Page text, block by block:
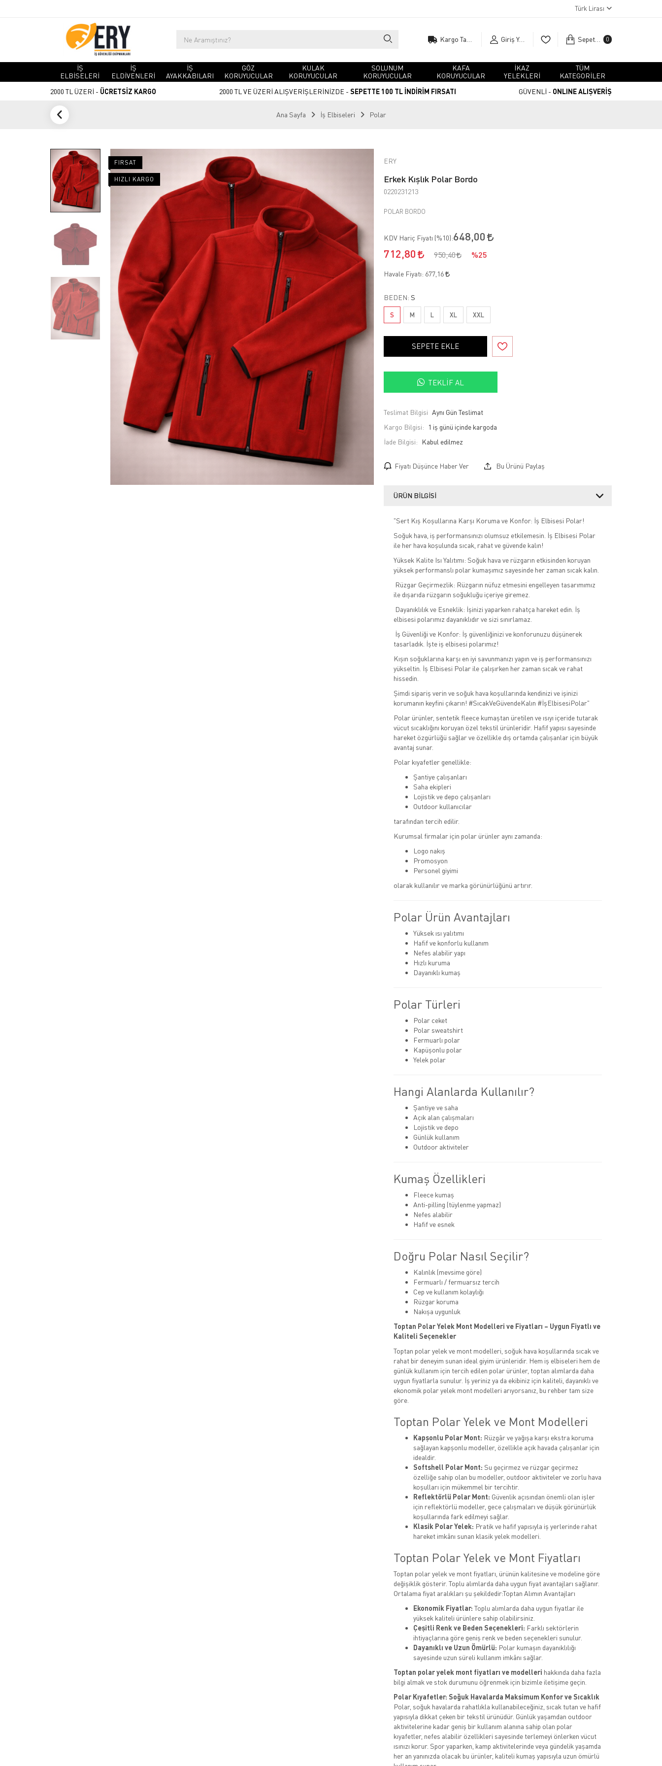
Türk Lirası
Giriş Yap Sepetim 0
İŞ
ELBİSELERİ
İŞ
ELDİVENLERİ
İŞ
AYAKKABILARI
GÖZ
KORUYUCULAR
KULAK
KORUYUCULAR
SOLUNUM
KORUYUCULAR
KAFA
KORUYUCULAR
İKAZ
YELEKLERİ
TÜM
KATEGORİLER
2000 TL ÜZERİ - ÜCRETSİZ KARGO 2000 TL VE ÜZERİ ALIŞVERİŞLERİNİZDE - SEPETTE 100 TL İNDİRİM FIRSATI GÜVENLİ - ONLINE ALIŞVERİŞ
Ana Sayfa İş Elbiseleri Polar
FIRSAT
HIZLI KARGO
ERY
Erkek Kışlık Polar Bordo
0220231213
POLAR BORDO
KDV Hariç Fiyatı (%10):648,00
712,80
950,40 %25
Havale Fiyatı: 677,16
BEDEN: S
S M L XL XXL
SEPETE EKLE
TEKLIF AL
Teslimat Bilgisi Aynı Gün Teslimat
Kargo Bilgisi:
1 iş günü içinde kargoda
İade Bilgisi:
Fiyatı Düşünce Haber Ver Bu Ürünü Paylaş
ÜRÜN BILGISI
"Sert Kış Koşullarına Karşı Koruma ve Konfor: İş Elbisesi Polar!
Soğuk hava, iş performansınızı olumsuz etkilemesin. İş Elbisesi Polar
ile her hava koşulunda sıcak, rahat ve güvende kalın!
Yüksek Kalite Isı Yalıtımı: Soğuk hava ve rüzgarın etkisinden koruyan
yüksek performanslı polar kumaşımız sayesinde her zaman sıcak kalın.
Rüzgar Geçirmezlik: Rüzgarın nüfuz etmesini engelleyen tasarımımız
ile dışarıda rüzgarın soğukluğu içeriye giremez.
Dayanıklılık ve Esneklik: İşinizi yaparken rahatça hareket edin. İş
elbisesi polarımız dayanıklıdır ve sizi sınırlamaz.
İş Güvenliği ve Konfor: İş güvenliğinizi ve konforunuzu düşünerek
tasarladık. İşte iş elbisesi polarımız!
Kışın soğuklarına karşı en iyi savunmanızı yapın ve iş performansınızı
yükseltin. İş Elbisesi Polar ile çalışırken her zaman sıcak ve rahat
hissedin.
Şimdi sipariş verin ve soğuk hava koşullarında kendinizi ve işinizi
korumanın keyfini çıkarın! #SıcakVeGüvendeKalın #İşElbisesiPolar"
Polar ürünler, sentetik fleece kumaştan üretilen ve ısıyı içeride tutarak
vücut sıcaklığını koruyan özel tekstil ürünleridir. Hafif yapısı sayesinde
hareket özgürlüğü sağlar ve özellikle dış ortamda çalışanlar için büyük
avantaj sunar.
Polar kıyafetler genellikle:
Şantiye çalışanları
Saha ekipleri
Lojistik ve depo çalışanları
Outdoor kullanıcılar
tarafından tercih edilir.
Kurumsal firmalar için polar ürünler aynı zamanda:
Logo nakış
Promosyon
Personel giyimi
olarak kullanılır ve marka görünürlüğünü artırır.
Polar Ürün Avantajları
Yüksek ısı yalıtımı
Hafif ve konforlu kullanım
Nefes alabilir yapı
Hızlı kuruma
Dayanıklı kumaş
Polar Türleri
Polar ceket
Polar sweatshirt
Fermuarlı polar
Kapüşonlu polar
Yelek polar
Hangi Alanlarda Kullanılır?
Şantiye ve saha
Açık alan çalışmaları
Lojistik ve depo
Günlük kullanım
Outdoor aktiviteler
Kumaş Özellikleri
Fleece kumaş
Anti-pilling (tüylenme yapmaz)
Nefes alabilir
Hafif ve esnek
Doğru Polar Nasıl Seçilir?
Kalınlık (mevsime göre)
Fermuarlı / fermuarsız tercih
Cep ve kullanım kolaylığı
Rüzgar koruma
Nakışa uygunluk
Toptan Polar Yelek Mont Modelleri ve Fiyatları – Uygun Fiyatlı ve
Kaliteli Seçenekler
Toptan polar yelek ve mont modelleri, soğuk hava koşullarında sıcak ve
rahat bir deneyim sunan ideal giyim ürünleridir. Hem iş elbiseleri hem de
günlük kullanım için tercih edilen polar ürünler, toptan alımlarda daha
uygun fiyatlarla sunulur. İş yeriniz ya da ekibiniz için kaliteli, dayanıklı ve
ekonomik polar yelek mont modelleri arıyorsanız, bu rehber tam size
göre.
Toptan Polar Yelek ve Mont Modelleri
Kapşonlu Polar Mont: Rüzgâr ve yağışa karşı ekstra koruma
sağlayan kapşonlu modeller, özellikle açık havada çalışanlar için
idealdir.
Softshell Polar Mont: Su geçirmez ve rüzgar geçirmez
özelliğe sahip olan bu modeller, outdoor aktiviteler ve zorlu hava
koşulları için mükemmel bir tercihtir.
Reflektörlü Polar Mont: Güvenlik açısından önemli olan işler
için reflektörlü modeller, gece çalışmaları ve düşük görünürlük
koşullarında fark edilmeyi sağlar.
Klasik Polar Yelek: Pratik ve hafif yapısıyla iş yerlerinde rahat
hareket imkânı sunan klasik yelek modelleri.
Toptan Polar Yelek ve Mont Fiyatları
Toptan polar yelek ve mont fiyatları, ürünün kalitesine ve modeline göre
değişiklik gösterir. Toplu alımlarda daha uygun fiyat avantajları sağlanır.
Ortalama fiyat aralıkları şu şekildedir:Toptan Alımın Avantajları
Ekonomik Fiyatlar: Toplu alımlarda daha uygun fiyatlar ile
yüksek kaliteli ürünlere sahip olabilirsiniz.
Çeşitli Renk ve Beden Seçenekleri: Farklı sektörlerin
ihtiyaçlarına göre geniş renk ve beden seçenekleri sunulur.
Dayanıklı ve Uzun Ömürlü: Polar kumaşın dayanıklılığı
sayesinde uzun süreli kullanım imkânı sağlar.
Toptan polar yelek mont fiyatları ve modelleri hakkında daha fazla
bilgi almak ve stok durumunu öğrenmek için bizimle iletişime geçin.
Polar Kıyafetler: Soğuk Havalarda Maksimum Konfor ve Sıcaklık
Polar, soğuk havalarda rahatlıkla kullanabileceğiniz, sıcak tutan ve hafif
yapısıyla dikkat çeken bir tekstil ürünüdür. Günlük yaşamdan outdoor
aktivitelerine kadar geniş bir kullanım alanına sahip olan polar
kıyafetler, nefes alabilir özellikleri sayesinde terlemeyi önlerken vücut
ısınızı korur. Spor yaparken, kamp aktivitelerinde veya gündelik yaşamda
her an yanınızda olacak bu ürünler, kaliteli kumaş yapısıyla uzun ömürlü